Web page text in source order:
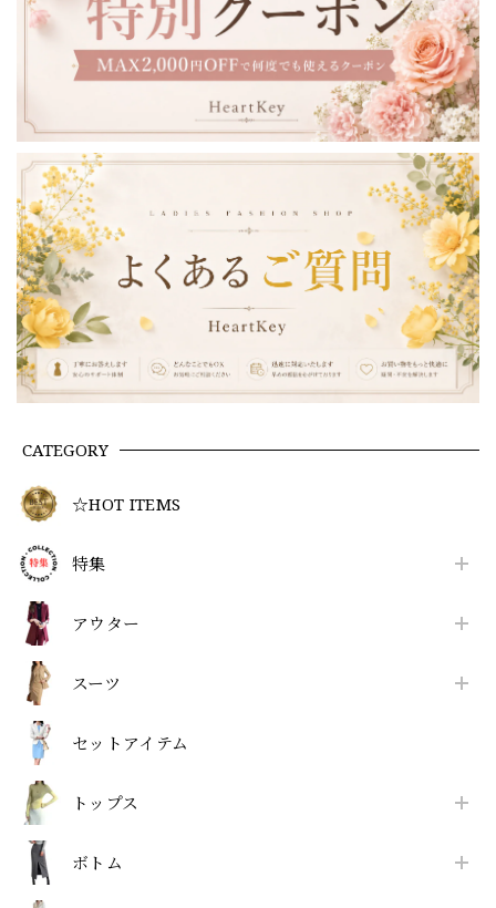
CATEGORY
☆HOT ITEMS
特集
アウター
スーツ
セットアイテム
トップス
ボトム